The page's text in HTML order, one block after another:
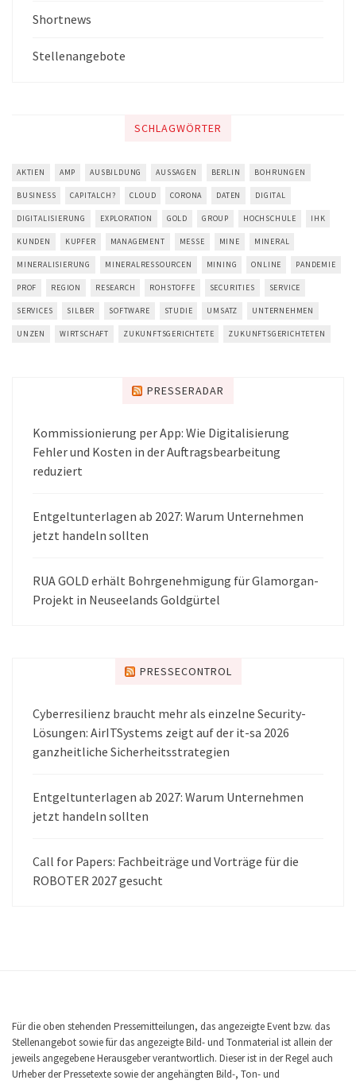
Shortnews
Stellenangebote
SCHLAGWÖRTER
AKTIEN AMP AUSBILDUNG AUSSAGEN BERLIN BOHRUNGEN
BUSINESS CAPITALCH? CLOUD CORONA DATEN DIGITAL
DIGITALISIERUNG EXPLORATION GOLD GROUP HOCHSCHULE IHK
KUNDEN KUPFER MANAGEMENT MESSE MINE MINERAL
MINERALISIERUNG MINERALRESSOURCEN MINING ONLINE PANDEMIE
PROF REGION RESEARCH ROHSTOFFE SECURITIES SERVICE
SERVICES SILBER SOFTWARE STUDIE UMSATZ UNTERNEHMEN
UNZEN WIRTSCHAFT ZUKUNFTSGERICHTETE ZUKUNFTSGERICHTETEN
PRESSERADAR
Kommissionierung per App: Wie Digitalisierung
Fehler und Kosten in der Auftragsbearbeitung
reduziert
Entgeltunterlagen ab 2027: Warum Unternehmen
jetzt handeln sollten
RUA GOLD erhält Bohrgenehmigung für Glamorgan-
Projekt in Neuseelands Goldgürtel
PRESSECONTROL
Cyberresilienz braucht mehr als einzelne Security-
Lösungen: AirITSystems zeigt auf der it-sa 2026
ganzheitliche Sicherheitsstrategien
Entgeltunterlagen ab 2027: Warum Unternehmen
jetzt handeln sollten
Call for Papers: Fachbeiträge und Vorträge für die
ROBOTER 2027 gesucht
Für die oben stehenden Pressemitteilungen, das angezeigte Event bzw. das
Stellenangebot sowie für das angezeigte Bild- und Tonmaterial ist allein der
jeweils angegebene Herausgeber verantwortlich. Dieser ist in der Regel auch
Urheber der Pressetexte sowie der angehängten Bild-, Ton- und